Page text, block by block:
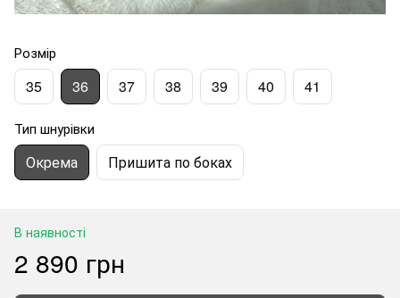
Розмір
35 36 37 38 39 40 41
Тип шнурівки
Окрема Пришита по боках
В наявності
2 890 грн